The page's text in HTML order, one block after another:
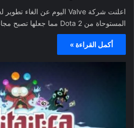
المستوحاة من Dota 2 مما جعلها تصبح مجانية حاليا. تريلر…
أكمل القراءة »